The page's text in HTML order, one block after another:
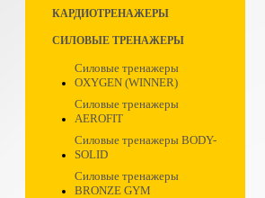
КАРДИОТРЕНАЖЕРЫ
СИЛОВЫЕ ТРЕНАЖЕРЫ
Силовые тренажеры
OXYGEN (WINNER)
Силовые тренажеры
AEROFIT
Силовые тренажеры BODY-
SOLID
Силовые тренажеры
BRONZE GYM